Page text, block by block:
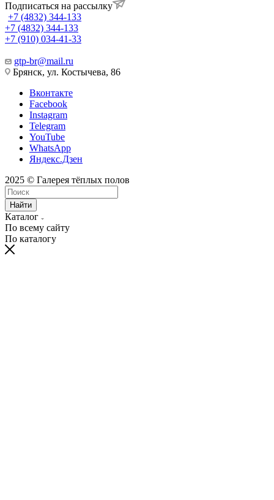
Подписаться на рассылку
+7 (4832) 344-133
+7 (4832) 344-133
+7 (910) 034-41-33
gtp-br@mail.ru
Брянск, ул. Костычева, 86
Вконтакте
Facebook
Instagram
Telegram
YouTube
WhatsApp
Яндекс.Дзен
2025 © Галерея тёплых полов
Найти
Каталог
По всему сайту
По каталогу